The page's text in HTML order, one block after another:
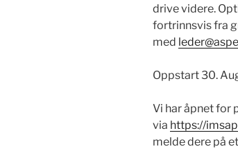
drive videre.
fortrinnsvis fra
med
Oppstart 30.
Vi har åpnet for
via https://
melde dere på